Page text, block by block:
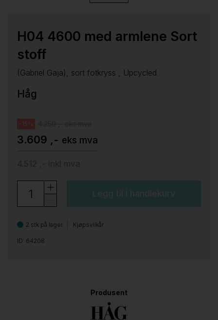
H04 4600 med armlene Sort
stoff
(Gabriel Gaja), sort fotkryss , Upcycled
Håg
-15%
3.609 ,- eks mva
Legg til i handlekurv
2 stk på lager Kjøpsvilkår
ID: 64208
Produsent